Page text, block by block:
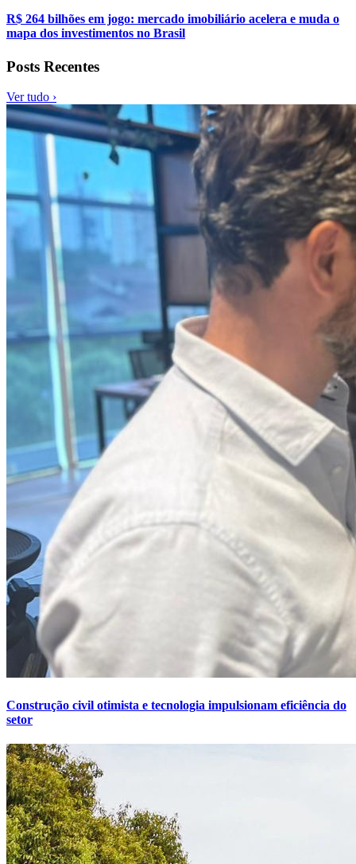
R$ 264 bilhões em jogo: mercado imobiliário acelera e muda o
mapa dos investimentos no Brasil
Posts Recentes
Ver tudo ›
Construção civil otimista e tecnologia impulsionam eficiência do
setor